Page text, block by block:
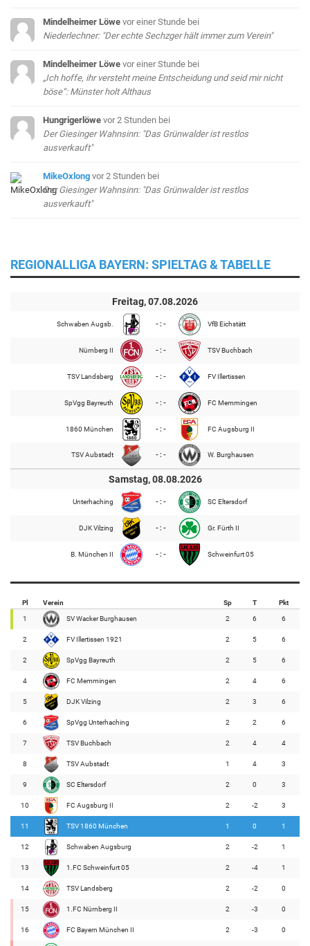
Mindelheimer Löwe vor einer Stunde bei
Niederlechner: "Der echte Sechzger hält immer zum Verein"
Mindelheimer Löwe vor einer Stunde bei
„Ich hoffe, ihr versteht meine Entscheidung und seid mir nicht
böse“: Münster holt Althaus
Hungrigerlöwe vor 2 Stunden bei
Der Giesinger Wahnsinn: "Das Grünwalder ist restlos
ausverkauft"
MikeOxlong vor 2 Stunden bei
Der Giesinger Wahnsinn: "Das Grünwalder ist restlos
ausverkauft"
REGIONALLIGA BAYERN: SPIELTAG & TABELLE
Freitag, 07.08.2026
Schwaben Augsb. - : - VfB Eichstätt
Nürnberg II - : - TSV Buchbach
TSV Landsberg - : - FV Illertissen
SpVgg Bayreuth - : - FC Memmingen
1860 München - : - FC Augsburg II
TSV Aubstadt - : - W. Burghausen
Samstag, 08.08.2026
Unterhaching - : - SC Eltersdorf
DJK Vilzing - : - Gr. Fürth II
B. München II - : - Schweinfurt 05
Pl Verein Sp T Pkt
1 SV Wacker Burghausen 2 6 6
2 FV Illertissen 1921 2 5 6
2 SpVgg Bayreuth 2 5 6
4 FC Memmingen 2 4 6
5 DJK Vilzing 2 3 6
6 SpVgg Unterhaching 2 2 6
7 TSV Buchbach 2 4 4
8 TSV Aubstadt 1 4 3
9 SC Eltersdorf 2 0 3
10 FC Augsburg II 2 -2 3
11 TSV 1860 München 1 0 1
12 Schwaben Augsburg 2 -2 1
13 1.FC Schweinfurt 05 2 -4 1
14 TSV Landsberg 2 -2 0
15 1.FC Nürnberg II 2 -3 0
16 FC Bayern München II 2 -3 0